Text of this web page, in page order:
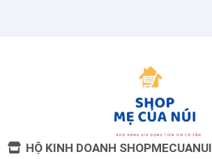
HỘ KINH DOANH SHOPMECUANUI